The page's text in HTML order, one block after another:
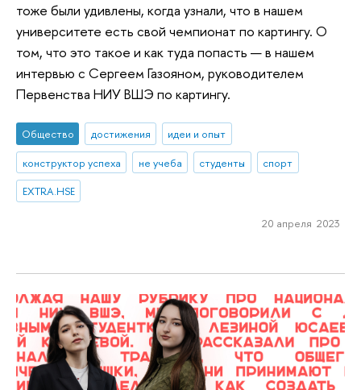
тоже были удивлены, когда узнали, что в нашем
университете есть свой чемпионат по картингу. О
том, что это такое и как туда попасть — в нашем
интервью с Сергеем Газояном, руководителем
Первенства НИУ ВШЭ по картингу.
Общество достижения
идеи и опыт
конструктор успеха
не учеба студенты
спорт
EXTRA.HSE
20 апреля 2023